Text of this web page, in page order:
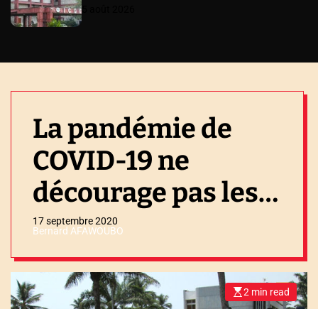
La pandémie de
COVID-19 ne
décourage pas les
trafiquants d’ivoire
17 septembre 2020
Bernard AFAWOUBO
E
2 min read